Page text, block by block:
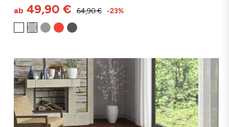
64,90 €
ab 49,90 € -23%